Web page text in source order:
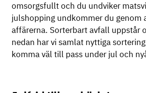
omsorgsfullt och du undviker
julshopping undkommer du genom
affärerna. Sorterbart avfall uppstår
nedan har vi samlat nyttiga
komma väl till pass under jul och